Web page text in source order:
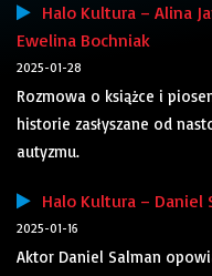
Halo Kultura – Alina
Ewelina Bochniak
2025-01-28
Rozmowa o książce i
historie zasłyszane od
autyzmu.
Halo Kultura – Daniel
2025-01-16
Aktor Daniel Salman